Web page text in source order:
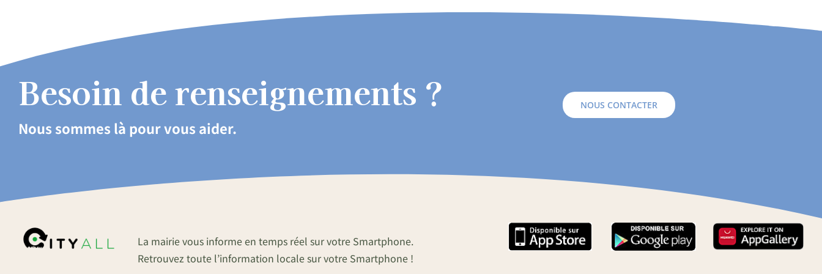
Besoin de renseignements ?
Nous sommes là pour vous aider.
NOUS CONTACTER
La mairie vous informe en temps réel sur votre Smartphone.
Retrouvez toute l’information locale sur votre Smartphone !